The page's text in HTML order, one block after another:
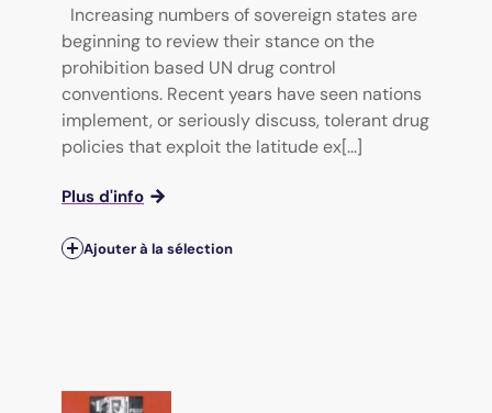
Increasing numbers of sovereign states are
beginning to review their stance on the
prohibition based UN drug control
conventions. Recent years have seen nations
implement, or seriously discuss, tolerant drug
policies that exploit the latitude ex[...]
Plus d'info
Ajouter à la sélection